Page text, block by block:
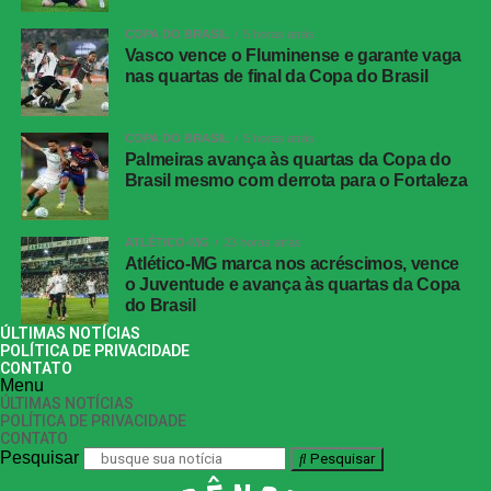
COPA DO BRASIL 5 horas atrás
Vasco vence o Fluminense e garante vaga
nas quartas de final da Copa do Brasil
COPA DO BRASIL 5 horas atrás
Palmeiras avança às quartas da Copa do
Brasil mesmo com derrota para o Fortaleza
ATLÉTICO-MG 23 horas atrás
Atlético-MG marca nos acréscimos, vence
o Juventude e avança às quartas da Copa
do Brasil
ÚLTIMAS NOTÍCIAS
POLÍTICA DE PRIVACIDADE
CONTATO
Menu
ÚLTIMAS NOTÍCIAS
POLÍTICA DE PRIVACIDADE
CONTATO
Pesquisar Pesquisar